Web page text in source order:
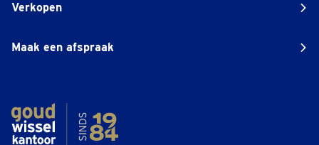
Verkopen
Maak een afspraak